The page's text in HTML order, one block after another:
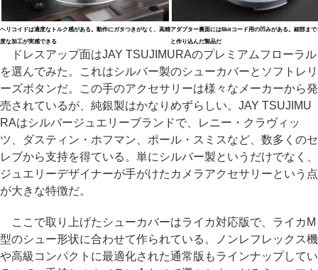
ヘリコイドは適度なトルク感がある。動作にガタつきがなく、高精
度な加工が実感できる
アダプター裏面には6bitコード用の凹みがある。細部まで
と作り込んだ製品だ
ドレスアップ面はJAY TSUJIMURAのプレミアムフローラル
を選んでみた。これはシルバー製のシューカバーとソフトレリ
ーズボタンだ。この手のアクセサリーは様々なメーカーから発
売されているが、純銀製はかなりめずらしい。JAY TSUJIMU
RAはシルバージュエリーブランドで、レニー・クラヴィッ
ツ、ダスティン・ホフマン、ポール・スミスなど、数多くのセ
レブから支持を得ている。単にシルバー製というだけでなく、
ジュエリーデザイナーが手がけたカメラアクセサリーという点
が大きな特徴だ。
ここで取り上げたシューカバーはライカ対応版で、ライカM
型のシュー形状に合わせて作られている。ノンレフレックス機
や高級コンパクトに最適化された通常版もラインナップしてい